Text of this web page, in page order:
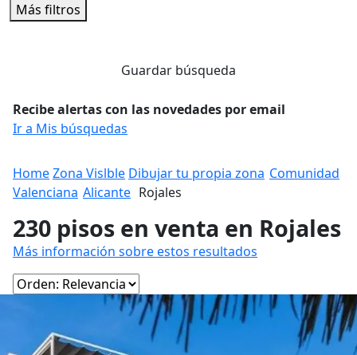
Más filtros
Guardar búsqueda
Recibe alertas con las novedades por email
Ir a Mis búsquedas
HomeZona Vislble Dibujar tu propia zona Comunidad
Valenciana Alicante Rojales
230 pisos en venta en Rojales
Más información sobre estos resultados